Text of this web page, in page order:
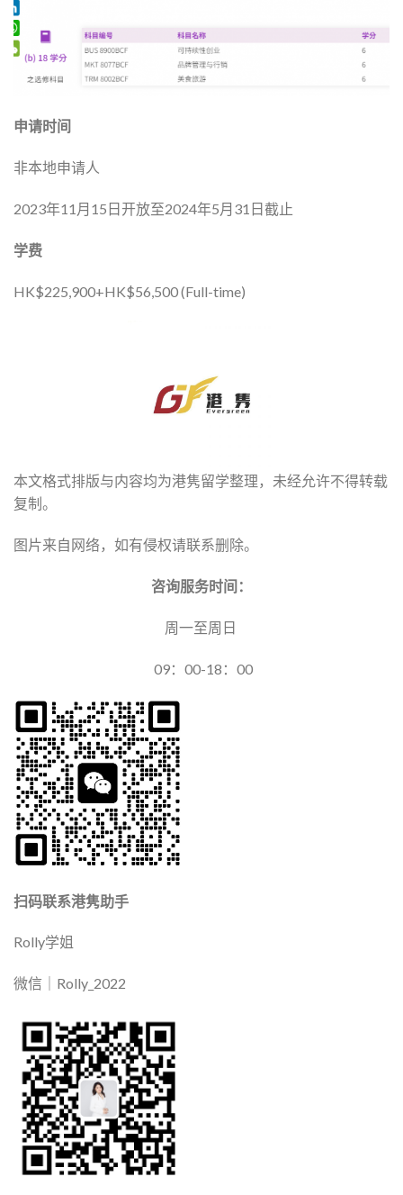
申请时间
非本地申请人
2023年11月15日开放至2024年5月31日截止
学费
HK$225,900+HK$56,500 (Full-time)
本文格式排版与内容均为港隽留学整理，未经允许不得转载
复制。
图片来自网络，如有侵权请联系删除。
咨询服务时间：
周一至周日
09：00-18：00
扫码联系港隽助手
Rolly学姐
微信｜Rolly_2022